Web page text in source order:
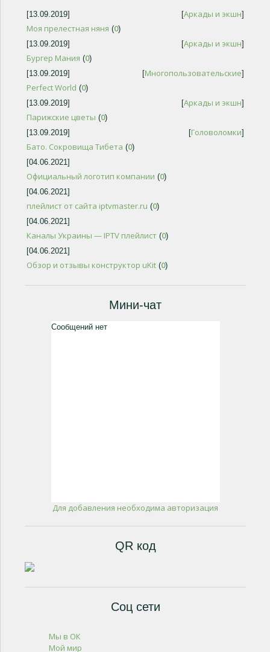
[13.09.2019] [Аркады и экшн]
Моя прелестная няня (0)
[13.09.2019]
[Аркады и экшн]
Бургер Мания (0)
[13.09.2019]
[Многопользовательские]
Perfect World (0)
[13.09.2019]
[Аркады и экшн]
Парижские цветы (0)
[13.09.2019]
[Головоломки]
Бато. Сокровища Тибета (0)
[04.06.2021]
Официальный логотип компании (0)
[04.06.2021]
плейлист от сайта iptvmaster.ru (0)
[04.06.2021]
Каналы Украины — IPTV плейлист (0)
[04.06.2021]
Обзор и отзывы конструктор uKit (0)
Мини-чат
Для добавления необходима авторизация
QR код
Соц сети
Мы в ОК
Мой мир